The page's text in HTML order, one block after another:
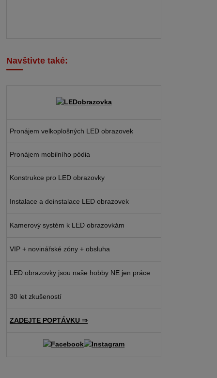
Navštivte také:
Pronájem velkoplošných LED obrazovek
Pronájem mobilního pódia
Konstrukce pro LED obrazovky
Instalace a deinstalace LED obrazovek
Kamerový systém k LED obrazovkám
VIP + novinářské zóny + obsluha
LED obrazovky jsou naše hobby NE jen práce
30 let zkušeností
ZADEJTE POPTÁVKU ⇒